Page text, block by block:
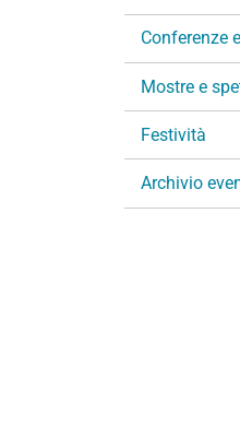
i
n
Conferenze
Mostre e
Festività
Archivio